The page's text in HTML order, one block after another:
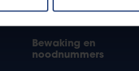
Bewaking en
noodnummers